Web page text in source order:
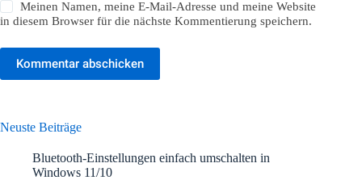
Meinen Namen, meine E-Mail-Adresse und meine Website
in diesem Browser für die nächste Kommentierung speichern.
Kommentar abschicken
Neuste Beiträge
Bluetooth-Einstellungen einfach umschalten in
Windows 11/10